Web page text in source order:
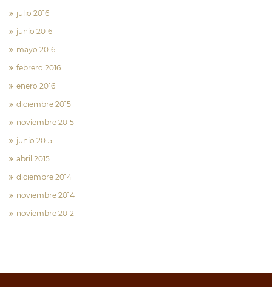
julio 2016
junio 2016
mayo 2016
febrero 2016
enero 2016
diciembre 2015
noviembre 2015
junio 2015
abril 2015
diciembre 2014
noviembre 2014
noviembre 2012